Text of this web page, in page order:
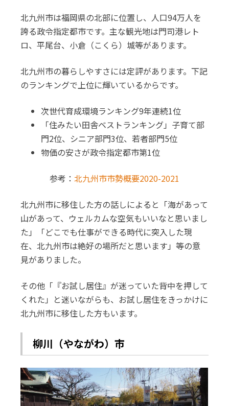
北九州市は福岡県の北部に位置し、人口94万人を
誇る政令指定都市です。主な観光地は門司港レト
ロ、平尾台、小倉（こくら）城等があります。
北九州市の暮らしやすさには定評があります。下記
のランキングで上位に輝いているからです。
次世代育成環境ランキング9年連続1位
「住みたい田舎ベストランキング」子育て部
門2位、シニア部門3位、若者部門5位
物価の安さが政令指定都市第1位
参考： 北九州市市勢概要2020-2021
北九州市に移住した方の話しによると「海があって
山があって、ウェルカムな空気もいいなと思いまし
た」「どこでも仕事ができる時代に突入した現
在、北九州市は絶好の場所だと思います」等の意
見がありました。
その他「『お試し居住』が迷っていた背中を押して
くれた」と迷いながらも、お試し居住をきっかけに
北九州市に移住した方もいます。
柳川（やながわ）市